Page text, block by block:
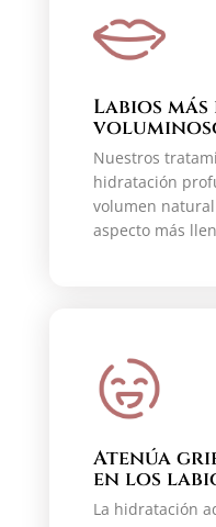
Labios
Nuestros
hidratación
volumen
aspecto más
Atenúa
en los
La hidratación